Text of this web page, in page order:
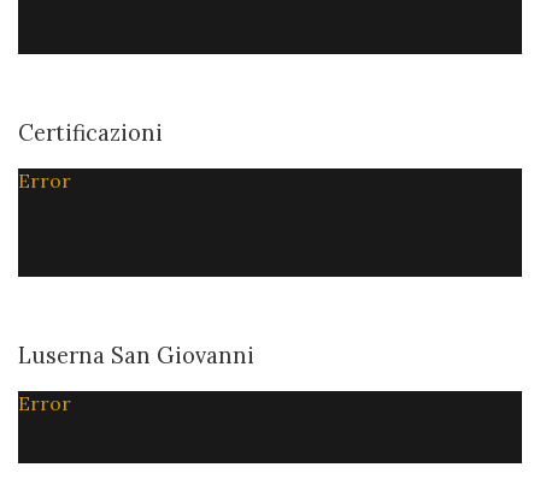
Certificazioni
Error
Luserna San Giovanni
Error